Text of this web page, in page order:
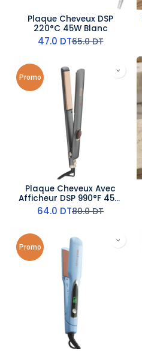
Plaque Cheveux DSP
220°C 45W Blanc
47.0 DT65.0DT
Promo
Plaque Cheveux Avec
Afficheur DSP 990°F 45W
Gris
64.0 DT80.0DT
Promo